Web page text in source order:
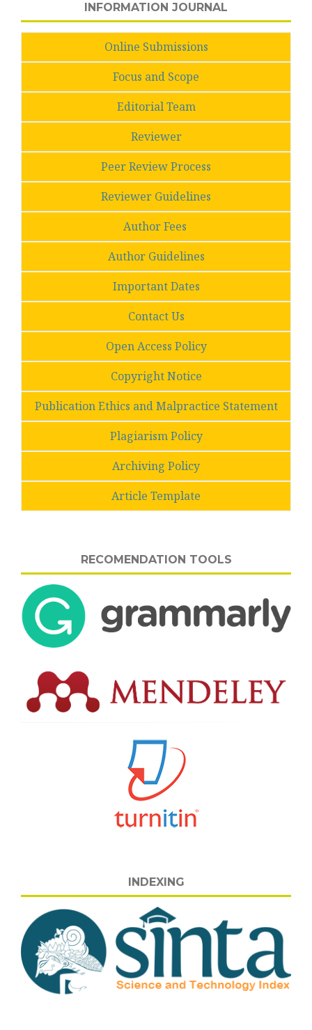
INFORMATION JOURNAL
Online Submissions
Focus and Scope
Editorial Team
Reviewer
Peer Review Process
Reviewer Guidelines
Author Fees
Author Guidelines
Important Dates
Contact Us
Open Access Policy
Copyright Notice
Publication Ethics and Malpractice Statement
Plagiarism Policy
Archiving Policy
Article Template
RECOMENDATION TOOLS
INDEXING